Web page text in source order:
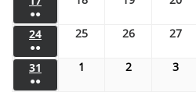
●●
24
●●
25 26 27
31
●●
1 2 3